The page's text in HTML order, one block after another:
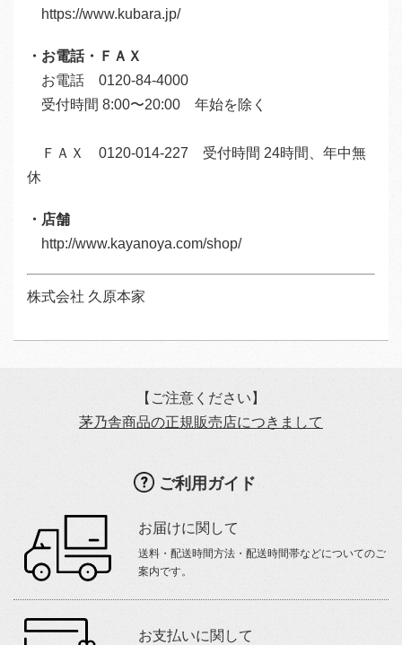
https://www.kubara.jp/
・お電話・ＦＡＸ
お電話 0120-84-4000
受付時間 8:00〜20:00 年始を除く
ＦＡＸ 0120-014-227 受付時間 24時間、年中無
休
・店舗
http://www.kayanoya.com/shop/
株式会社 久原本家
【ご注意ください】
茅乃舎商品の正規販売店につきまして
ご利用ガイド
お届けに関して
送料・配送時間方法・配送時間帯などについてのご
案内です。
お支払いに関して